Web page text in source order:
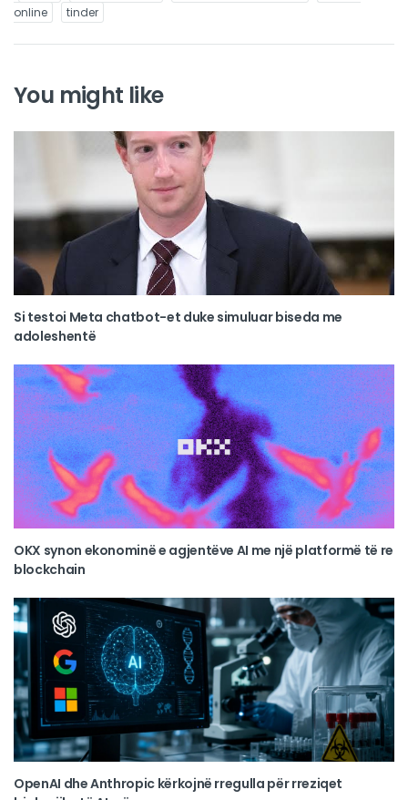
online
tinder
You might like
Si testoi Meta chatbot-et duke simuluar biseda me
adoleshentë
OKX synon ekonominë e agjentëve AI me një platformë të re
blockchain
OpenAI dhe Anthropic kërkojnë rregulla për rreziqet